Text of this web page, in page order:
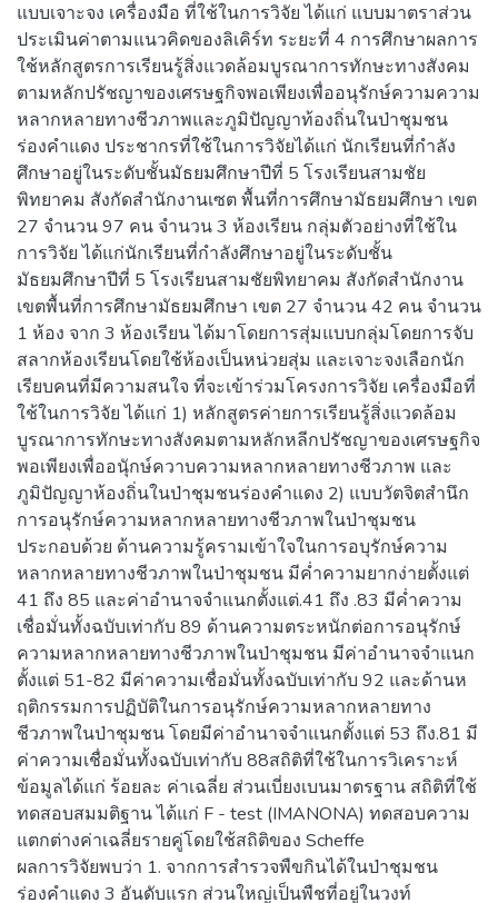
แบบเจาะจง เครื่องมือ ที่ใช้ในการวิจัย ได้แก่ แบบมาตราส่วน
ประเมินค่าตามแนวคิดของลิเคิร์ท ระยะที่ 4 การศึกษาผลการ
ใช้หลักสูตรการเรียนรู้สิ่งแวดล้อมบูรณาการทักษะทางสังคม
ตามหลักปรัชญาของเศรษฐกิจพอเพียงเพื่ออนุรักษ์ความความ
หลากหลายทางชีวภาพและภูมิปัญญาท้องถิ่นในป่าชุมชน
ร่องคำแดง ประชากรที่ใช้ในการวิจัยได้แก่ นักเรียนที่กำลัง
ศึกษาอยู่ในระดับชั้นมัธยมศึกษาปีที่ 5 โรงเรียนสามชัย
พิทยาคม สังกัดสำนักงานเซต พื้นที่การศึกษามัธยมศึกษา เขต
27 จำนวน 97 คน จำนวน 3 ห้องเรียน กลุ่มตัวอย่างที่ใช้ใน
การวิจัย ได้แก่นักเรียนที่กำลังศึกษาอยู่ในระดับชั้น
มัธยมศึกษาปีที่ 5 โรงเรียนสามชัยพิทยาคม สังกัดสำนักงาน
เขตพื้นที่การศึกษามัธยมศึกษา เขต 27 จำนวน 42 คน จำนวน
1 ห้อง จาก 3 ห้องเรียน ได้มาโดยการสุ่มแบบกลุ่มโดยการจับ
สลากห้องเรียนโดยใช้ห้องเป็นหน่วยสุ่ม และเจาะจงเลือกนัก
เรียบคนที่มีความสนใจ ที่จะเข้าร่วมโครงการวิจัย เครื่องมือที่
ใช้ในการวิจัย ได้แก่ 1) หลักสูตรค่ายการเรียนรู้สิ่งแวดล้อม
บูรณาการทักษะทางสังคมตามหลักหลีกปรัชญาของเศรษฐกิจ
พอเพียงเพื่ออนุักษ์ควาบความหลากหลายทางชีวภาพ และ
ภูมิปัญญาห้องถิ่นในป่าชุมชนร่องคำแดง 2) แบบวัตจิตสำนึก
การอนุรักษ์ความหลากหลายทางชีวภาพในป่าชุมชน
ประกอบด้วย ด้านความรู้ครามเข้าใจในการอบุรักษ์ความ
หลากหลายทางชีวภาพในป่าชุมชน มีค่ำความยากง่ายตั้งแต่
41 ถึง 85 และค่าอำนาจจำแนกตั้งแต่.41 ถึง .83 มีค่ำความ
เชื่อมั่นทั้งฉบับเท่ากับ 89 ด้านความตระหนักต่อการอนุรักษ์
ความหลากหลายทางชีวภาพในป่าชุมชน มีค่าอำนาจจำแนก
ตั้งแต่ 51-82 มีค่าความเชื่อมั่นทั้งฉบับเท่ากับ 92 และด้านห
ฤติกรรมการปฏิบัติในการอนุรักษ์ความหลากหลายทาง
ชีวภาพในป่าชุมชน โดยมีค่าอำนาจจำแนกตั้งแต่ 53 ถึง.81 มี
ค่าความเชื่อมั่นทั้งฉบับเท่ากับ 88สถิติที่ใช้ในการวิเคราะห์
ข้อมูลได้แก่ ร้อยละ ค่าเฉลี่ย ส่วนเบี่ยงเบนมาตรฐาน สถิติที่ใช้
ทดสอบสมมติฐาน ได้แก่ F - test (IMANONA) ทดสอบความ
แตกต่างค่าเฉลี่ยรายคู่โดยใช้สถิติของ Scheffe
ผลการวิจัยพบว่า 1. จากการสำรวจพืขกินได้ในป่าชุมชน
ร่องคำแดง 3 อันดับแรก ส่วนใหญ่เป็นพืชที่อยู่ในวงท์